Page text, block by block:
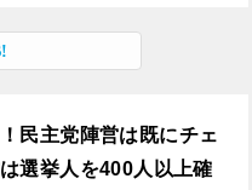
民主党陣営は既にチェ
選挙人を400人以上確